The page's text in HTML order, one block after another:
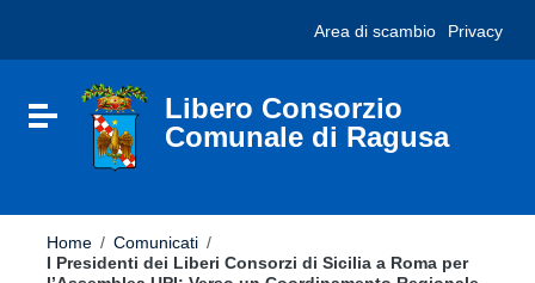
sito
include
Vai al footer
Area di scambio Privacy
Attiva / disattiva la navigazione
Libero Consorzio
Comunale di Ragusa
Home / Comunicati /
I Presidenti dei Liberi Consorzi di Sicilia a Roma per